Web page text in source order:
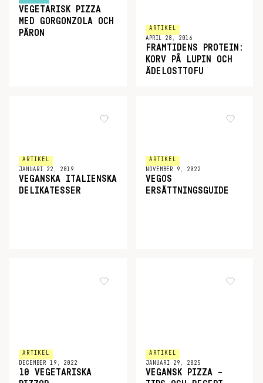
VEGETARISK PIZZA
MED GORGONZOLA OCH
PÄRON
ARTIKEL
APRIL 28, 2016
FRAMTIDENS PROTEIN:
KORV PÅ LUPIN OCH
ÄDELOSTTOFU
ARTIKEL
JANUARI 22, 2019
VEGANSKA ITALIENSKA
DELIKATESSER
ARTIKEL
NOVEMBER 9, 2022
VEGOS
ERSÄTTNINGSGUIDE
ARTIKEL
DECEMBER 19, 2022
10 VEGETARISKA
ARTIKEL
JANUARI 29, 2025
VEGANSK PIZZA –